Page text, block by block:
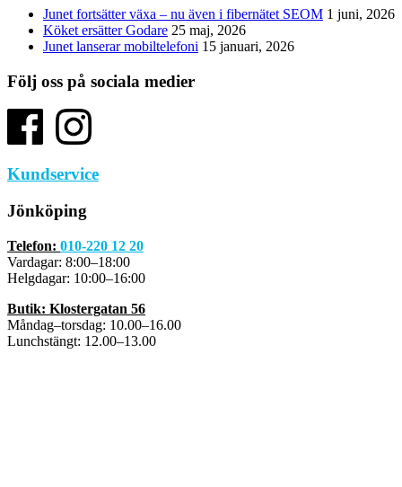
Junet fortsätter växa – nu även i fibernätet SEOM 1 juni, 2026
Köket ersätter Godare 25 maj, 2026
Junet lanserar mobiltelefoni 15 januari, 2026
Följ oss på sociala medier
Kundservice
Jönköping
Telefon: 010-220 12 20
Vardagar: 8:00–18:00
Helgdagar: 10:00–16:00
Butik: Klostergatan 56
Måndag–torsdag: 10.00–16.00
Lunchstängt: 12.00–13.00